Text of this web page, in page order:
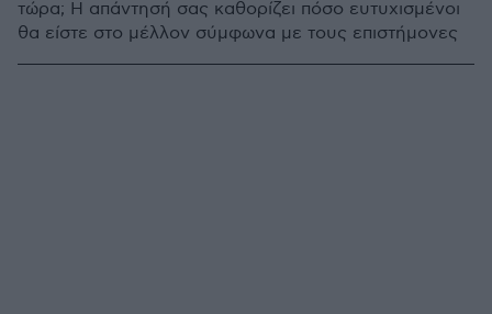
τώρα; Η απάντησή σας καθορίζει πόσο ευτυχισμένοι
θα είστε στο μέλλον σύμφωνα με τους επιστήμονες